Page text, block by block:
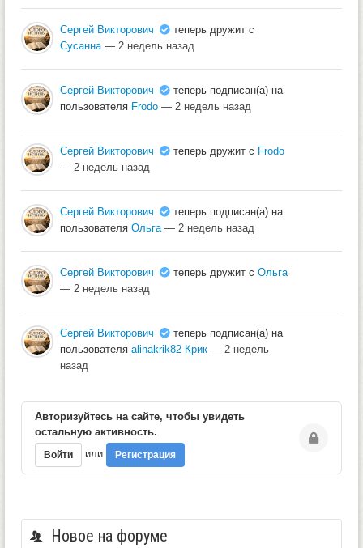
Сергей Викторович
теперь дружит с
Сусанна — 2 недель назад
Сергей Викторович
теперь подписан(а) на
пользователя Frodo — 2 недель назад
Сергей Викторович теперь дружит с Frodo
— 2 недель назад
Сергей Викторович
теперь подписан(а) на
пользователя Ольга — 2 недель назад
Сергей Викторович теперь дружит с Ольга
— 2 недель назад
Сергей Викторович
теперь подписан(а) на
пользователя alinakrik82 Крик — 2 недель
назад
Авторизуйтесь на сайте, чтобы увидеть
остальную активность.
Войти или Регистрация
Новое на форуме